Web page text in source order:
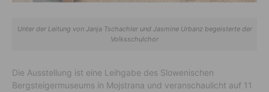
Unter der Leitung von Janja Tschachler und Jasmine Urbanz begeisterte der
Volksschulchor
Die Ausstellung ist eine Leihgabe des Slowenischen
Bergsteigermuseums in Mojstrana und veranschaulicht auf 11